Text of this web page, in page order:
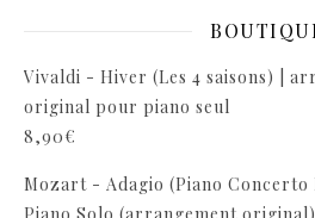
Vivaldi - Hiver (Les 4 saisons) |
original pour piano seul
8,90€
Mozart - Adagio (Piano Concerto